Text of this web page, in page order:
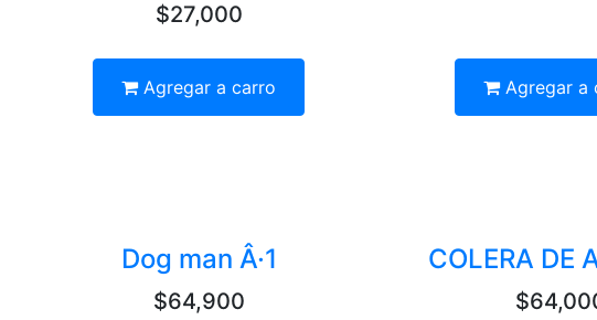
$27,000
Agregar a carro Agregar a
Dog man Â·1
$64,900
COLERA DE